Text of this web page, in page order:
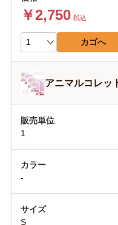
￥2,750 税込
カゴへ
アニマルコレッ
1
-
S